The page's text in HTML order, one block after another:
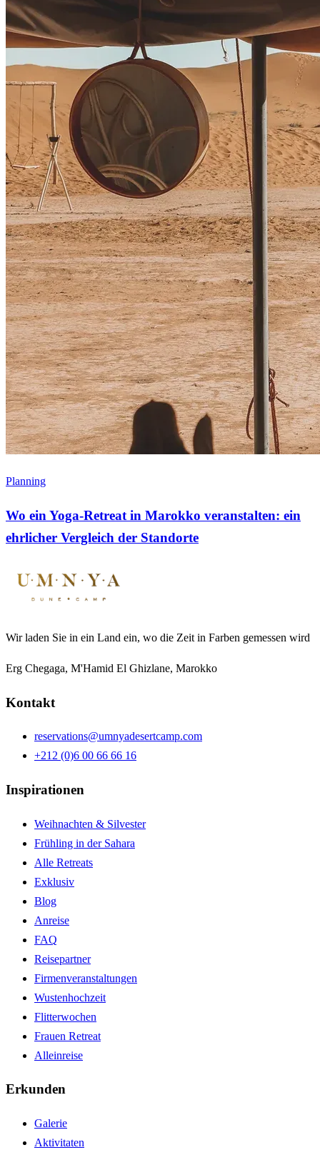
Planning
Wo ein Yoga-Retreat in Marokko veranstalten: ein
ehrlicher Vergleich der Standorte
Wir laden Sie in ein Land ein, wo die Zeit in Farben gemessen wird
Erg Chegaga, M'Hamid El Ghizlane, Marokko
Kontakt
reservations@umnyadesertcamp.com
+212 (0)6 00 66 66 16
Inspirationen
Weihnachten & Silvester
Frühling in der Sahara
Alle Retreats
Exklusiv
Blog
Anreise
FAQ
Reisepartner
Firmenveranstaltungen
Wustenhochzeit
Flitterwochen
Frauen Retreat
Alleinreise
Erkunden
Galerie
Aktivitaten